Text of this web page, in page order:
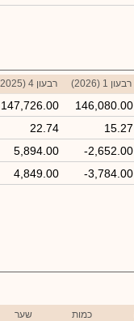
רבעון 1 (2026) רבעון 4 (2025)
146,080.00
147,726.00
15.27
22.74
-2,652.00
5,894.00
-3,784.00
4,849.00
כמות שער